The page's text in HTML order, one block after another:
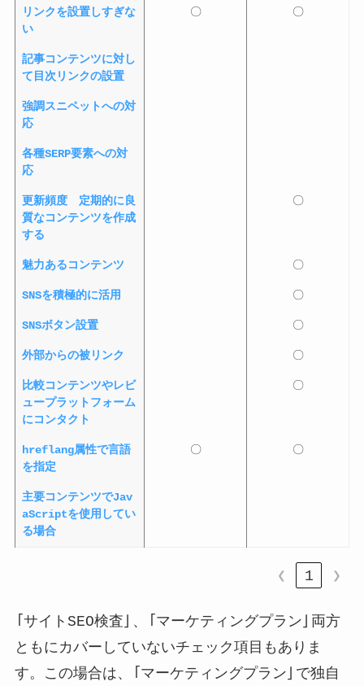
リンクを設置しすぎな
い
〇 〇
記事コンテンツに対し
て目次リンクの設置
強調スニペットへの対
応
各種SERP要素への対
応
更新頻度 定期的に良
質なコンテンツを作成
する
〇
魅力あるコンテンツ 〇
SNSを積極的に活用 〇
SNSボタン設置 〇
外部からの被リンク 〇
比較コンテンツやレビ
ュープラットフォーム
にコンタクト
〇
hreflang属性で言語
を指定
〇 〇
主要コンテンツでJav
aScriptを使用してい
る場合
❮ 1 ❯
「サイトSEO検査」、「マーケティングプラン」両方
ともにカバーしていないチェック項目もありま
す。この場合は、「マーケティングプラン」で独自